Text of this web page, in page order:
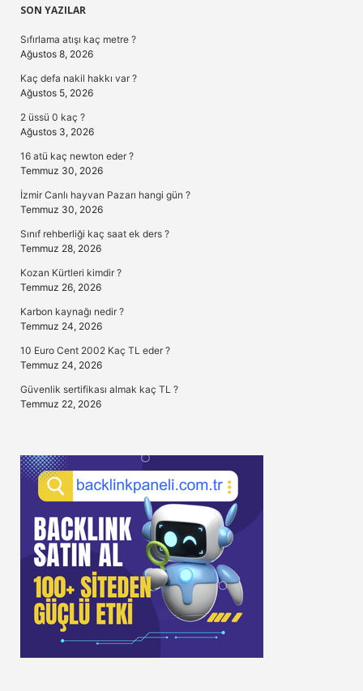
Sidebar
SON YAZILAR
Sıfırlama atışı kaç metre ?
Ağustos 8, 2026
Kaç defa nakil hakkı var ?
Ağustos 5, 2026
2 üssü 0 kaç ?
Ağustos 3, 2026
16 atü kaç newton eder ?
Temmuz 30, 2026
İzmir Canlı hayvan Pazarı hangi gün ?
Temmuz 30, 2026
Sınıf rehberliği kaç saat ek ders ?
Temmuz 28, 2026
Kozan Kürtleri kimdir ?
Temmuz 26, 2026
Karbon kaynağı nedir ?
Temmuz 24, 2026
10 Euro Cent 2002 Kaç TL eder ?
Temmuz 24, 2026
Güvenlik sertifikası almak kaç TL ?
Temmuz 22, 2026